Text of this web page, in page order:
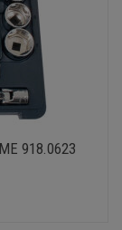
918.0623